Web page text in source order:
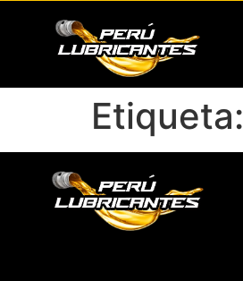
Etiqueta: